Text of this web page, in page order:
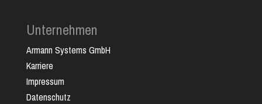
Unternehmen
Armann Systems GmbH
Karriere
Impressum
Datenschutz